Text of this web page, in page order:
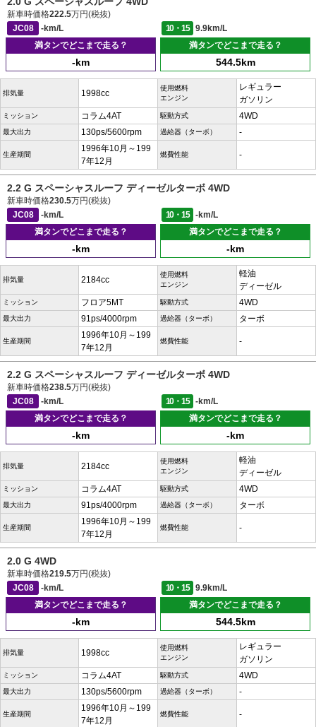
新車時価格222.5万円(税抜)
JC08
-km/L 10・15
9.9km/L
満タンでどこまで走る？
-km
満タンでどこまで走る？
544.5km
排気量 1998cc
使用燃料
エンジン
レギュラー
ガソリン
ミッション コラム4AT 駆動方式 4WD
最大出力 130ps/5600rpm 過給器（ターボ） -
生産期間
1996年10月～199
7年12月
燃費性能 -
2.2 G スペーシャスルーフ ディーゼルターボ 4WD
新車時価格230.5万円(税抜)
JC08
-km/L 10・15
-km/L
満タンでどこまで走る？
-km
満タンでどこまで走る？
-km
排気量 2184cc
使用燃料
エンジン
軽油
ディーゼル
ミッション フロア5MT 駆動方式 4WD
最大出力 91ps/4000rpm 過給器（ターボ） ターボ
生産期間
1996年10月～199
7年12月
燃費性能 -
2.2 G スペーシャスルーフ ディーゼルターボ 4WD
新車時価格238.5万円(税抜)
JC08
-km/L 10・15
-km/L
満タンでどこまで走る？
-km
満タンでどこまで走る？
-km
排気量 2184cc
使用燃料
エンジン
軽油
ディーゼル
ミッション コラム4AT 駆動方式 4WD
最大出力 91ps/4000rpm 過給器（ターボ） ターボ
生産期間
1996年10月～199
7年12月
燃費性能 -
2.0 G 4WD
新車時価格219.5万円(税抜)
JC08
-km/L 10・15
9.9km/L
満タンでどこまで走る？
-km
満タンでどこまで走る？
544.5km
排気量 1998cc
使用燃料
エンジン
レギュラー
ガソリン
ミッション コラム4AT 駆動方式 4WD
最大出力 130ps/5600rpm 過給器（ターボ） -
生産期間
1996年10月～199
7年12月
燃費性能 -